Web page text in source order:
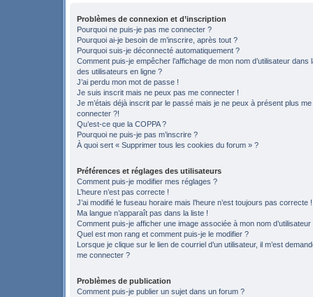
Problèmes de connexion et d’inscription
Pourquoi ne puis-je pas me connecter ?
Pourquoi ai-je besoin de m’inscrire, après tout ?
Pourquoi suis-je déconnecté automatiquement ?
Comment puis-je empêcher l’affichage de mon nom d’utilisateur dans
des utilisateurs en ligne ?
J’ai perdu mon mot de passe !
Je suis inscrit mais ne peux pas me connecter !
Je m’étais déjà inscrit par le passé mais je ne peux à présent plus me
connecter ?!
Qu’est-ce que la COPPA ?
Pourquoi ne puis-je pas m’inscrire ?
À quoi sert « Supprimer tous les cookies du forum » ?
Préférences et réglages des utilisateurs
Comment puis-je modifier mes réglages ?
L’heure n’est pas correcte !
J’ai modifié le fuseau horaire mais l’heure n’est toujours pas correcte !
Ma langue n’apparaît pas dans la liste !
Comment puis-je afficher une image associée à mon nom d’utilisateur
Quel est mon rang et comment puis-je le modifier ?
Lorsque je clique sur le lien de courriel d’un utilisateur, il m’est
me connecter ?
Problèmes de publication
Comment puis-je publier un sujet dans un forum ?